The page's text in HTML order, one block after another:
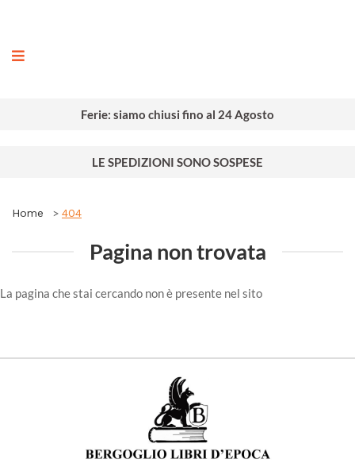
Ferie: siamo chiusi fino al 24 Agosto
LE SPEDIZIONI SONO SOSPESE
Home 404
Pagina non trovata
La pagina che stai cercando non è presente nel sito